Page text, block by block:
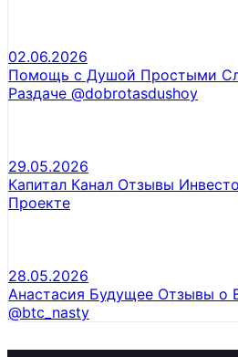
02.06.2026
Помощь с Душой Простыми
Раздаче @dobrotasdushoy
29.05.2026
Капитал Канал Отзывы
Проекте
28.05.2026
Анастасия Будущее Отзывы о
@btc_nasty